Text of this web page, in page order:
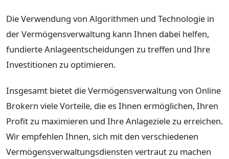
Die Verwendung von Algorithmen und Technologie in
der Vermögensverwaltung kann Ihnen dabei helfen,
fundierte Anlageentscheidungen zu treffen und Ihre
Investitionen zu optimieren.
Insgesamt bietet die Vermögensverwaltung von Online
Brokern viele Vorteile, die es Ihnen ermöglichen, Ihren
Profit zu maximieren und Ihre Anlageziele zu erreichen.
Wir empfehlen Ihnen, sich mit den verschiedenen
Vermögensverwaltungsdiensten vertraut zu machen